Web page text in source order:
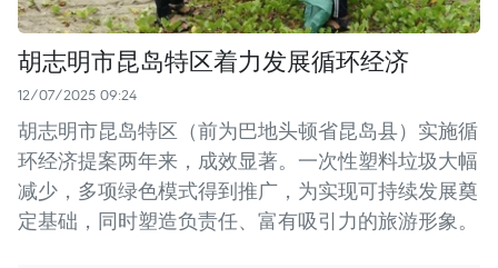
胡志明市昆岛特区着力发展循环经济
12/07/2025 09:24
胡志明市昆岛特区（前为巴地头顿省昆岛县）实施循
环经济提案两年来，成效显著。一次性塑料垃圾大幅
减少，多项绿色模式得到推广，为实现可持续发展奠
定基础，同时塑造负责任、富有吸引力的旅游形象。